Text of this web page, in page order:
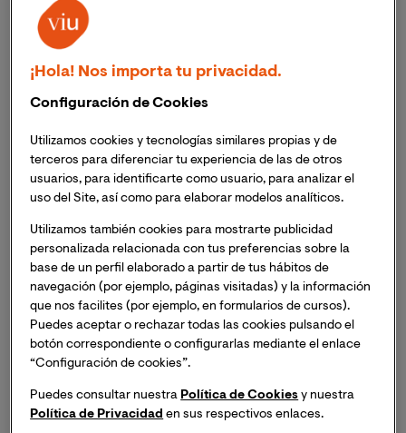
antes llamada enfermería de empresa, no tiene todo el
reconocimiento que merece. Bajo la responsabilidad
de los enfermeros del trabajo está la salud de miles de
trabajadores de las empresas en las cuales ejercen su
función. Aun así, la mayor parte de la población pone
especialidad enfermería del trabajo. Si te interesa
profesionalmente este campo, en nuestro artículo te
vamos a dar toda la información para que conozcas
más a fondo esta necesaria especialidad de enfermería.
¿Qué es la especialidad
enfermería del trabajo?
que se ocupa del estado de salud de los trabajadores en
¡Hola! Nos importa tu privacidad.
Configuración de Cookies
Utilizamos cookies y tecnologías similares propias y de
terceros para diferenciar tu experiencia de las de otros
usuarios, para identificarte como usuario, para analizar el
uso del Site, así como para elaborar modelos analíticos.
Utilizamos también cookies para mostrarte publicidad
personalizada relacionada con tus preferencias sobre la
base de un perfil elaborado a partir de tus hábitos de
navegación (por ejemplo, páginas visitadas) y la información
que nos facilites (por ejemplo, en formularios de cursos).
Puedes aceptar o rechazar todas las cookies pulsando el
botón correspondiente o configurarlas mediante el enlace
“Configuración de cookies”.
Puedes consultar nuestra Política de Cookies y nuestra
Política de Privacidad en sus respectivos enlaces.